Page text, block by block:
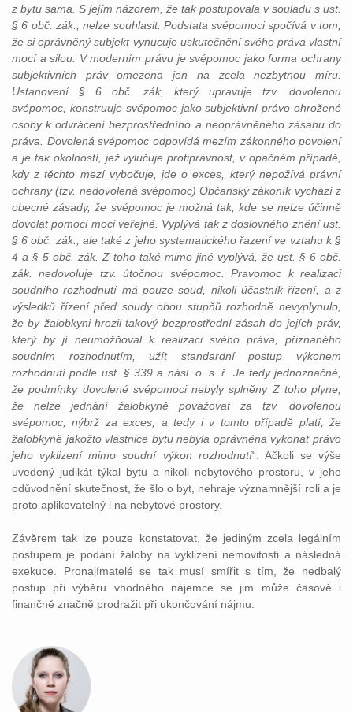
z bytu sama. S jejím názorem, že tak postupovala v souladu s ust.
§ 6 obč. zák., nelze souhlasit. Podstata svépomoci spočívá v tom,
že si oprávněný subjekt vynucuje uskutečnění svého práva vlastní
mocí a silou. V moderním právu je svépomoc jako forma ochrany
subjektivních práv omezena jen na zcela nezbytnou míru.
Ustanovení § 6 obč. zák, který upravuje tzv. dovolenou
svépomoc, konstruuje svépomoc jako subjektivní právo ohrožené
osoby k odvrácení bezprostředního a neoprávněného zásahu do
práva. Dovolená svépomoc odpovídá mezím zákonného povolení
a je tak okolností, jež vylučuje protiprávnost, v opačném případě,
kdy z těchto mezí vybočuje, jde o exces, který nepožívá právní
ochrany (tzv. nedovolená svépomoc) Občanský zákoník vychází z
obecné zásady, že svépomoc je možná tak, kde se nelze účinně
dovolat pomoci moci veřejné. Vyplývá tak z doslovného znění ust.
§ 6 obč. zák., ale také z jeho systematického řazení ve vztahu k §
4 a § 5 obč. zák. Z toho také mimo jiné vyplývá, že ust. § 6 obč.
zák. nedovoluje tzv. útočnou svépomoc. Pravomoc k realizaci
soudního rozhodnutí má pouze soud, nikoli účastník řízení, a z
výsledků řízení před soudy obou stupňů rozhodně nevyplynulo,
že by žalobkyni hrozil takový bezprostřední zásah do jejích práv,
který by jí neumožňoval k realizaci svého práva, přiznaného
soudním rozhodnutím, užít standardní postup výkonem
rozhodnutí podle ust. § 339 a násl. o. s. ř. Je tedy jednoznačné,
že podmínky dovolené svépomoci nebyly splněny Z toho plyne,
že nelze jednání žalobkyně považovat za tzv. dovolenou
svépomoc, nýbrž za exces, a tedy i v tomto případě platí, že
žalobkyně jakožto vlastnice bytu nebyla oprávněna vykonat právo
jeho vyklizení mimo soudní výkon rozhodnutí“. Ačkoli se výše
uvedený judikát týkal bytu a nikoli nebytového prostoru, v jeho
odůvodnění skutečnost, že šlo o byt, nehraje významnější roli a je
proto aplikovatelný i na nebytové prostory.
Závěrem tak lze pouze konstatovat, že jediným zcela legálním
postupem je podání žaloby na vyklizení nemovitosti a následná
exekuce. Pronajímatelé se tak musí smířit s tím, že nedbalý
postup při výběru vhodného nájemce se jim může časově i
finančně značně prodražit při ukončování nájmu.